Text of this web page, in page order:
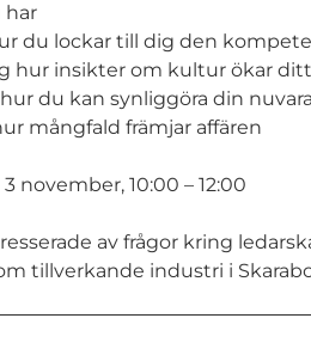
har
du lockar till dig den
hur insikter om kultur ökar
du kan synliggöra din
mångfald främjar affären
november, 10:00 – 12:00
av frågor kring
tillverkande industri i